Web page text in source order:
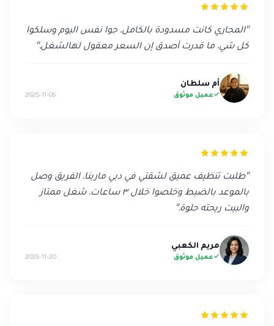
"المجاري كانت مسدودة بالكامل. جوا نفس اليوم وسلكوا
كل شي. ما قدرت أصدق إن السعر معقول لهالشغل."
أم سلطان
عميل موثوق 2025-11-05
"طلبت تنظيف عميق لشقتي في دبي مارينا. الفريق وصل
بالموعد بالضبط وخلصوا خلال ٣ ساعات. شغل ممتاز
والبيت ريحته حلوة."
مريم الكعبي
عميل موثوق 2025-11-20